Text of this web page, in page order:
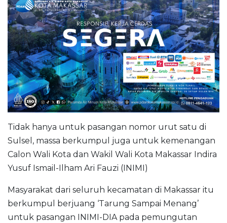
Tidak hanya untuk pasangan nomor urut satu di
Sulsel, massa berkumpul juga untuk kemenangan
Calon Wali Kota dan Wakil Wali Kota Makassar Indira
Yusuf Ismail-Ilham Ari Fauzi (INIMI)
Masyarakat dari seluruh kecamatan di Makassar itu
berkumpul berjuang ‘Tarung Sampai Menang’
untuk pasangan INIMI-DIA pada pemungutan